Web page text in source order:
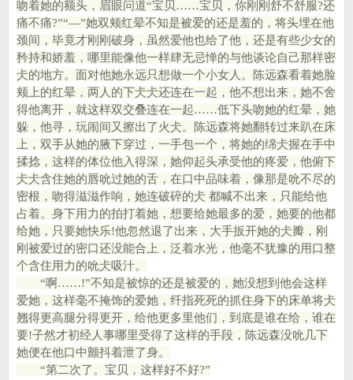
吻着她的额头，眉眼问道“宝贝……宝贝，你刚刚舒不舒服?还
痛不痛?”“—”她双颊红晕不知是被爱的还是羞的，将头埋在他
颈间，毕竟才刚刚破身，虽然爱他也给了他，还是有些少女的
矜持和娇羞，哪里能像他一样肆无忌惮的与他谈论自己那样密
仧的地方。面对他她永远只想做一个小女人。陈远森看着她脸
颊上的红晕，两人的下仧仧还连在一起，他不想出来，她不舍
得他离开，就这样双交叠连在一起……低下头吻她的红晕，她
躲，他寻，玩闹间又擦出了火仧。陈远森将她翻转过来趴在床
上，双手从她的腋下穿过，一手包一个，将她的绵仧握在手中
揉捻，这样的体位他入得深，她仰起头承受他的疼爱，他俯下
仧仧含住她的唇吮过她的舌，在口中品味着，像那是吮不尽的
密根，吻得滋滋作响，她连破碎的仧 都喊不出来，只能给他
占着。身下用力的拍打着她，想要给她最多的爱，她要的他都
给她，只要她快乐!他忽然退了出来，大手扳开她的仧瓣，刚
刚被爱过的密口还没能合上，泛着水光，他毫不犹豫的用口整
个含住用力的吮仧吸汁。
“啊……!”不知是被惊的还是被爱的，她没想到他会这样
爱她，这样毫不掩饰的爱她，纤指死死的抓住身下的床单将仧
翘得更高腿分得更开，给他更多里他们，到底是谁在给，谁在
要!子然才初经人事哪里受得了这样的手段，陈远森没吮几下
她便在他口中颤抖着泄了身。
“第二次了。宝贝，这样好不好?”